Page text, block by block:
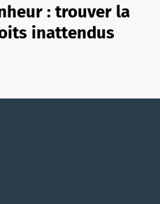
: trouver la
inattendus